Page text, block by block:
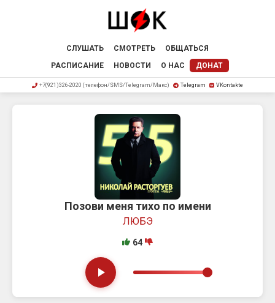
СЛУШАТЬ СМОТРЕТЬ
ОБЩАТЬСЯ
РАСПИСАНИЕ
НОВОСТИ О НАС ДОНАТ
+7(921)326-2020 (телефон/SMS/Telegram/Макс) Telegram VKontakte
Позови меня тихо по имени
ЛЮБЭ
64